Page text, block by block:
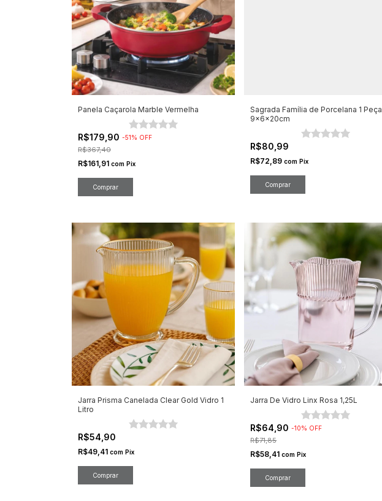
Panela Caçarola Marble Vermelha
R$179,90 -51% OFF
R$367,40
R$161,91 com Pix
Comprar
Sagrada Família de Porcelana 1 Peça
9x6x20cm
R$80,99
R$72,89com Pix
Jarra Prisma Canelada Clear Gold Vidro 1
Litro
R$54,90
R$49,41 com Pix
Jarra De Vidro Linx Rosa 1,25L
R$64,90-10% OFF
R$71,85
R$58,41com Pix